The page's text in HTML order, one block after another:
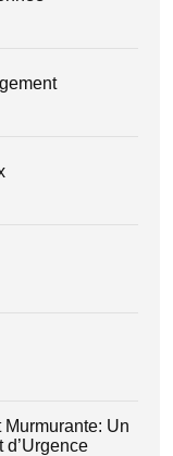
Un
d’Urgence